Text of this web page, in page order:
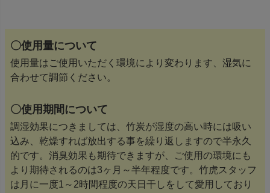
〇使用量について
使用量はご使用いただく環境により変わります、湿気に
合わせて調節ください。
〇使用期間について
調湿効果につきましては、竹炭が湿度の高い時には吸い
込み、乾燥すれば放出する事を繰り返しますので半永久
的です。消臭効果も期待できますが、ご使用の環境にも
より期待されるのは3ヶ月～半年程度です。竹虎スタッフ
は月に一度1～2時間程度の天日干しをして愛用しており